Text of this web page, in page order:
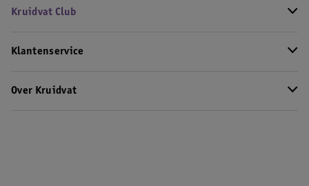
Kruidvat Club
Klantenservice
Over Kruidvat